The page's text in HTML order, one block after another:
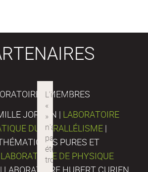
MEMBRES
JORDAN | LABORATOIRE
DU PARALLÉLISME |
PURES ET
LABORATOIRE DE PHYSIQUE
| LABORATOIRE HUBERT CURIEN